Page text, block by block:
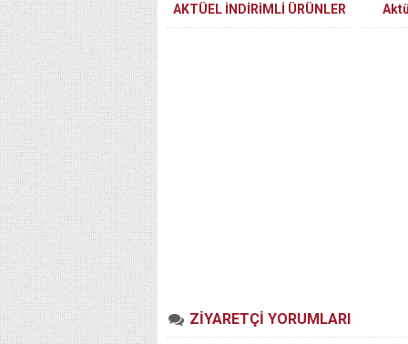
AKTÜEL İNDİRİMLİ ÜRÜNLER
KATALOĞU
ZİYARETÇİ YORUMLARI